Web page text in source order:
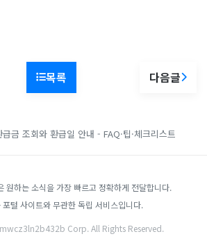
목록 다음글
급금 조회와 환급일 안내 - FAQ·팁·체크리스트
원하는 소식을 가장 빠르고 정확하게 전달합니다.
털 사이트와 무관한 독립 서비스입니다.
Corp. All Rights Reserved.